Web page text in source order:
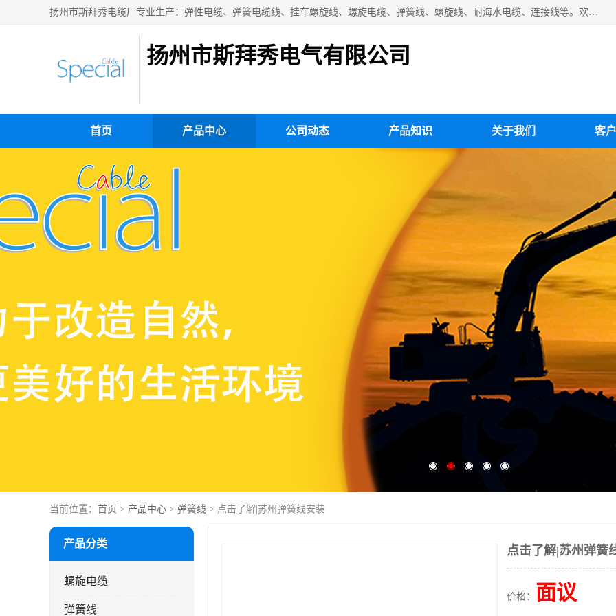
扬州市斯拜秀电缆厂专业生产：弹性电缆、弹簧电缆线、挂车螺旋线、螺旋电缆、弹簧线、螺旋线、耐海水电缆、连接线等。欢迎来电咨询！
扬州市斯拜秀电气有限公司
首页 产品中心 公司动态 产品知识 关于我们 客
当前位置： 首页 > 产品中心 > 弹簧线 > 点击了解|苏州弹簧线安装
产品分类
螺旋电缆
弹簧线
点击了解|苏州弹簧
价格： 面议